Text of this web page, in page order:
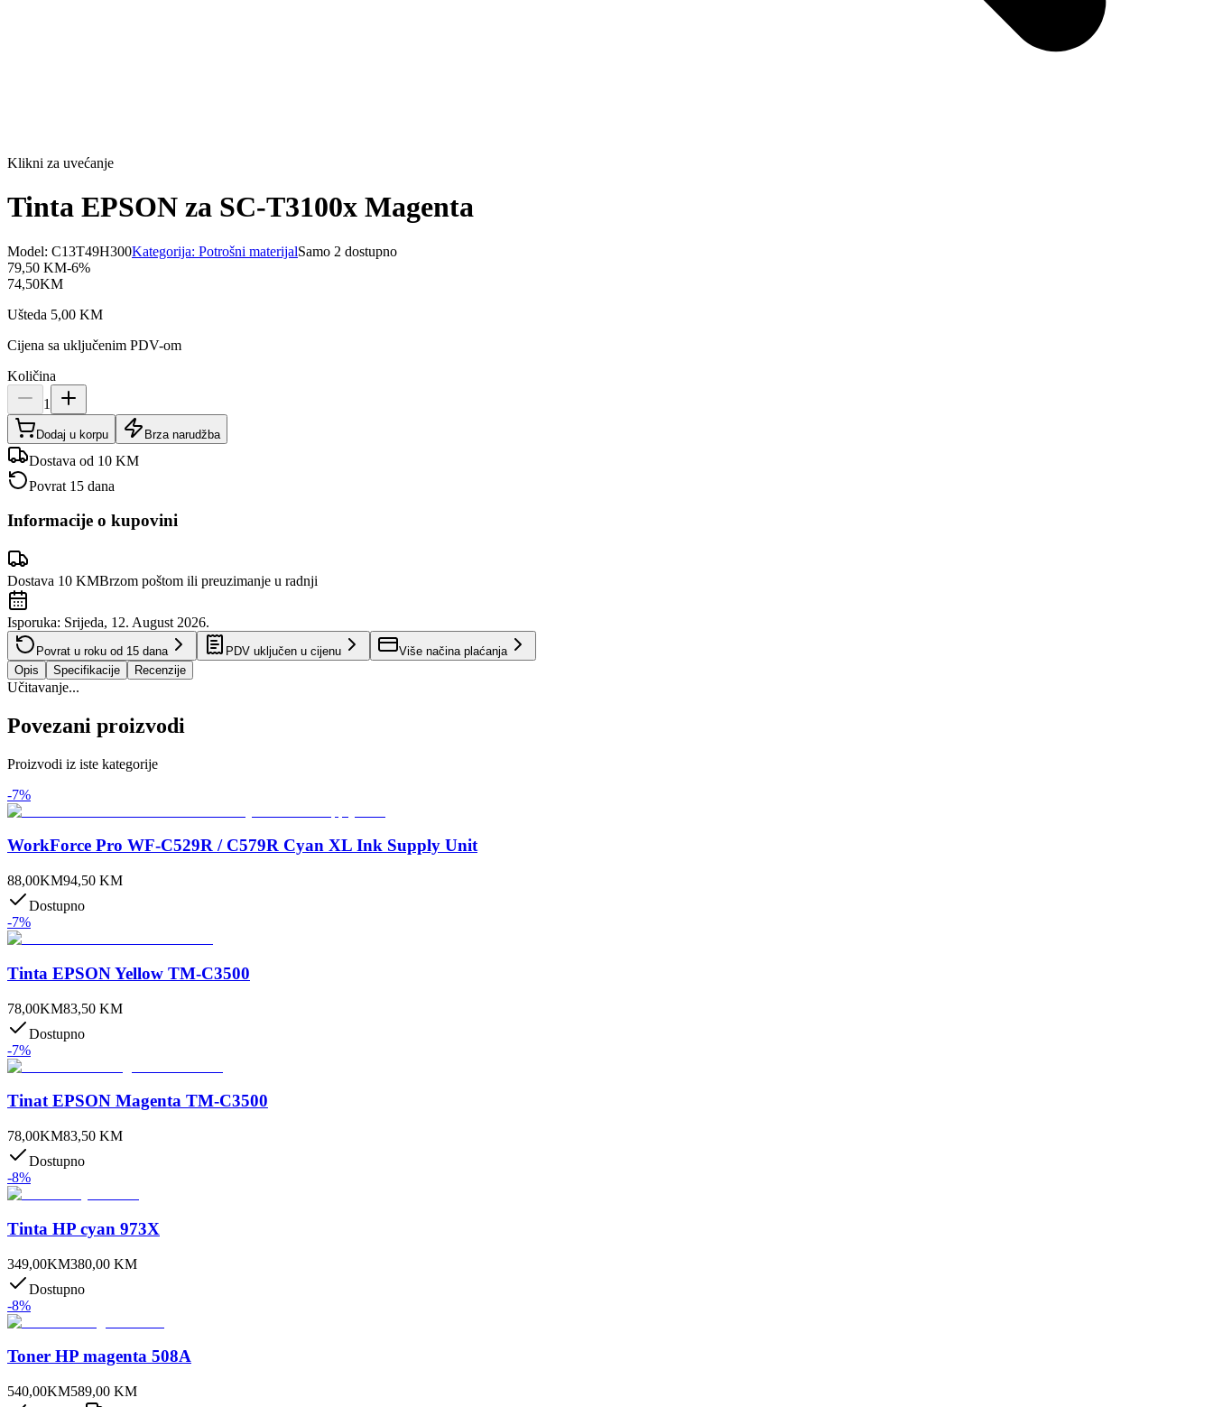
Klikni za uvećanje
Tinta EPSON za SC-T3100x Magenta
Model: C13T49H300Kategorija: Potrošni materijalSamo 2 dostupno
79,50 KM-6%
74,50KM
Ušteda 5,00 KM
Cijena sa uključenim PDV-om
Količina
1
Dodaj u korpu Brza narudžba
Dostava od 10 KM
Povrat 15 dana
Informacije o kupovini
Dostava 10 KMBrzom poštom ili preuzimanje u radnji
Isporuka: Srijeda, 12. August 2026.
Povrat u roku od 15 dana PDV uključen u cijenu
Više načina plaćanja
Opis
Specifikacije Recenzije
Učitavanje...
Povezani proizvodi
Proizvodi iz iste kategorije
-7%
WorkForce Pro WF-C529R / C579R Cyan XL Ink Supply Unit
88,00KM94,50 KM
Dostupno
-7%
Tinta EPSON Yellow TM-C3500
78,00KM83,50 KM
Dostupno
-7%
Tinat EPSON Magenta TM-C3500
78,00KM83,50 KM
Dostupno
-8%
Tinta HP cyan 973X
349,00KM380,00 KM
Dostupno
-8%
Toner HP magenta 508A
540,00KM589,00 KM